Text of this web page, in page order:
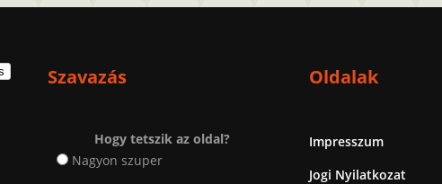
Szavazás
Hogy tetszik az oldal?
Nagyon szuper
Oldalak
Impresszum
Jogi Nyilatkozat